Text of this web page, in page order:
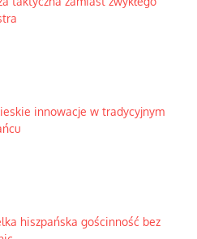
innowacje w tradycyjnym
hiszpańska gościnność bez